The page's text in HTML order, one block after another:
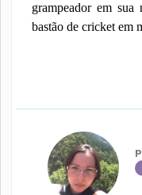
grampeador em
bastão de cricket em